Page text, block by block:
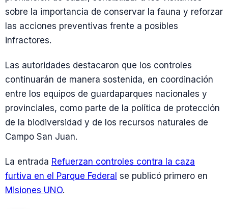
sobre la importancia de conservar la fauna y reforzar
las acciones preventivas frente a posibles
infractores.
Las autoridades destacaron que los controles
continuarán de manera sostenida, en coordinación
entre los equipos de guardaparques nacionales y
provinciales, como parte de la política de protección
de la biodiversidad y de los recursos naturales de
Campo San Juan.
La entrada Refuerzan controles contra la caza
furtiva en el Parque Federal se publicó primero en
Misiones UNO.